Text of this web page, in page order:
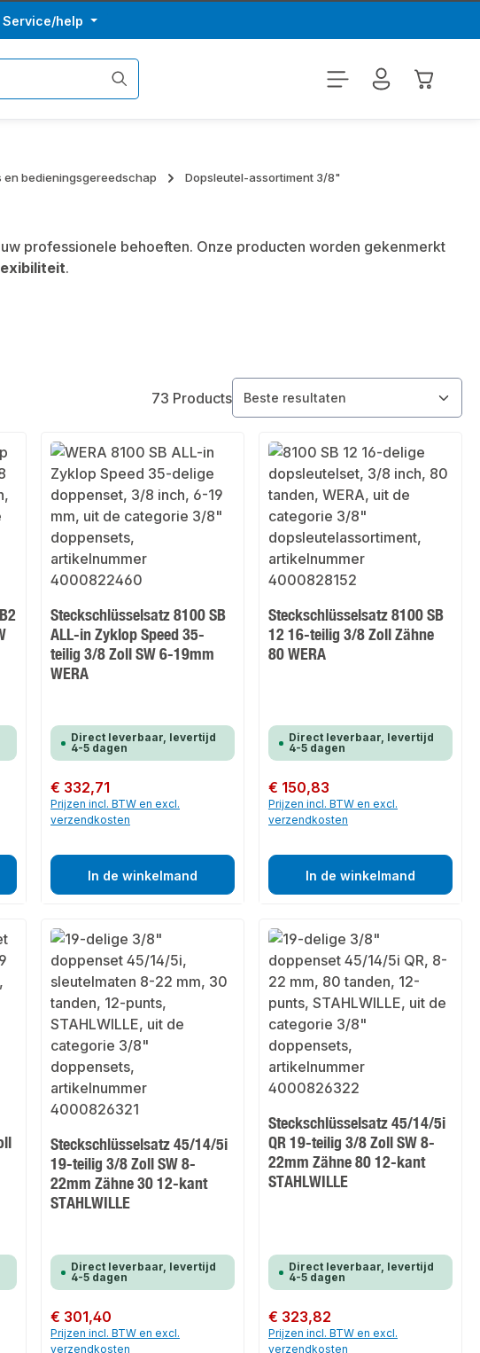
Service/help
en bedieningsgereedschap Dopsleutel-assortiment 3/8"
professionele behoeften. Onze producten worden gekenmerkt
.
73 Products
Steckschlüsselsatz 8100 SB
ALL-in Zyklop Speed 35-
teilig 3/8 Zoll SW 6-19mm
WERA
Direct leverbaar, levertijd
4-5 dagen
Normale prijs:
€ 332,71
Prijzen incl. BTW en excl.
verzendkosten
In de winkelmand
Steckschlüsselsatz 8100 SB
12 16-teilig 3/8 Zoll Zähne
80 WERA
Direct leverbaar, levertijd
4-5 dagen
Normale prijs:
€ 150,83
Prijzen incl. BTW en excl.
verzendkosten
In de winkelmand
Steckschlüsselsatz 45/14/5i
19-teilig 3/8 Zoll SW 8-
22mm Zähne 30 12-kant
STAHLWILLE
Direct leverbaar, levertijd
4-5 dagen
Normale prijs:
€ 301,40
Prijzen incl. BTW en excl.
verzendkosten
Steckschlüsselsatz 45/14/5i
QR 19-teilig 3/8 Zoll SW 8-
22mm Zähne 80 12-kant
STAHLWILLE
Direct leverbaar, levertijd
4-5 dagen
Normale prijs:
€ 323,82
Prijzen incl. BTW en excl.
verzendkosten